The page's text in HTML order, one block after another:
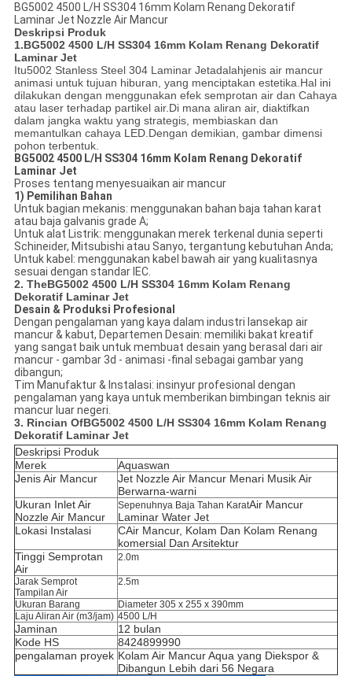
BG5002 4500 L/H SS304 16mm Kolam Renang Dekoratif
Laminar Jet Nozzle Air Mancur
Deskripsi Produk
1.BG5002 4500 L/H SS304 16mm Kolam Renang Dekoratif
Laminar Jet
Itu5002 Stanless Steel 304 Laminar Jetadalahjenis air mancur
animasi untuk tujuan hiburan, yang menciptakan estetika.Hal ini
dilakukan dengan menggunakan efek semprotan air dan Cahaya
atau laser terhadap partikel air.Di mana aliran air, diaktifkan
dalam jangka waktu yang strategis, membiaskan dan
memantulkan cahaya LED.Dengan demikian, gambar dimensi
pohon terbentuk.
BG5002 4500 L/H SS304 16mm Kolam Renang Dekoratif
Laminar Jet
Proses tentang menyesuaikan air mancur
1) Pemilihan Bahan
Untuk bagian mekanis: menggunakan bahan baja tahan karat
atau baja galvanis grade A;
Untuk alat Listrik: menggunakan merek terkenal dunia seperti
Schineider, Mitsubishi atau Sanyo, tergantung kebutuhan Anda;
Untuk kabel: menggunakan kabel bawah air yang kualitasnya
sesuai dengan standar IEC.
2. TheBG5002 4500 L/H SS304 16mm Kolam Renang
Dekoratif Laminar Jet
Desain & Produksi Profesional
Dengan pengalaman yang kaya dalam industri lansekap air
mancur & kabut, Departemen Desain: memiliki bakat kreatif
yang sangat baik untuk membuat desain yang berasal dari air
mancur - gambar 3d - animasi -final sebagai gambar yang
dibangun;
Tim Manufaktur & Instalasi: insinyur profesional dengan
pengalaman yang kaya untuk memberikan bimbingan teknis air
mancur luar negeri.
3. Rincian OfBG5002 4500 L/H SS304 16mm Kolam Renang
Dekoratif Laminar Jet
Deskripsi Produk
Merek
Aquaswan
Jenis Air Mancur
Jet Nozzle Air Mancur Menari Musik Air
Berwarna-warni
Ukuran Inlet Air
Nozzle Air Mancur
Sepenuhnya Baja Tahan KaratAir Mancur
Laminar Water Jet
Lokasi Instalasi
CAir Mancur, Kolam Dan Kolam Renang
komersial Dan Arsitektur
Tinggi Semprotan
Air
2.0m
Jarak Semprot
Tampilan Air
2.5m
Ukuran Barang
Diameter 305 x 255 x 390mm
Laju Aliran Air (m3/jam) 4500 L/H
Jaminan
12 bulan
Kode HS
8424899990
pengalaman proyek Kolam Air Mancur Aqua yang Diekspor &
Dibangun Lebih dari 56 Negara